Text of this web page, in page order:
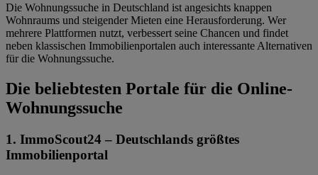
Die Wohnungssuche in Deutschland ist angesichts knappen
Wohnraums und steigender Mieten eine Herausforderung. Wer
mehrere Plattformen nutzt, verbessert seine Chancen und findet
neben klassischen Immobilienportalen auch interessante Alternativen
für die Wohnungssuche.
Die beliebtesten Portale für die Online-
Wohnungssuche
1. ImmoScout24 – Deutschlands größtes
Immobilienportal